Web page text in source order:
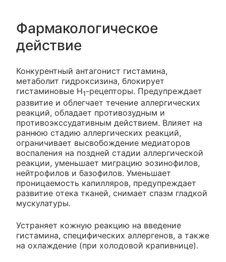
Фармакологическое
действие
Конкурентный антагонист гистамина,
метаболит гидроксизина, блокирует
гистаминовые Н1-рецепторы. Предупреждает
развитие и облегчает течение аллергических
реакций, обладает противозудным и
противоэкссудативным действием. Влияет на
раннюю стадию аллергических реакций,
ограничивает высвобождение медиаторов
воспаления на поздней стадии аллергической
реакции, уменьшает миграцию эозинофилов,
нейтрофилов и базофилов. Уменьшает
проницаемость капилляров, предупреждает
развитие отека тканей, снимает спазм гладкой
мускулатуры.
Устраняет кожную реакцию на введение
гистамина, специфических аллергенов, а также
на охлаждение (при холодовой крапивнице).